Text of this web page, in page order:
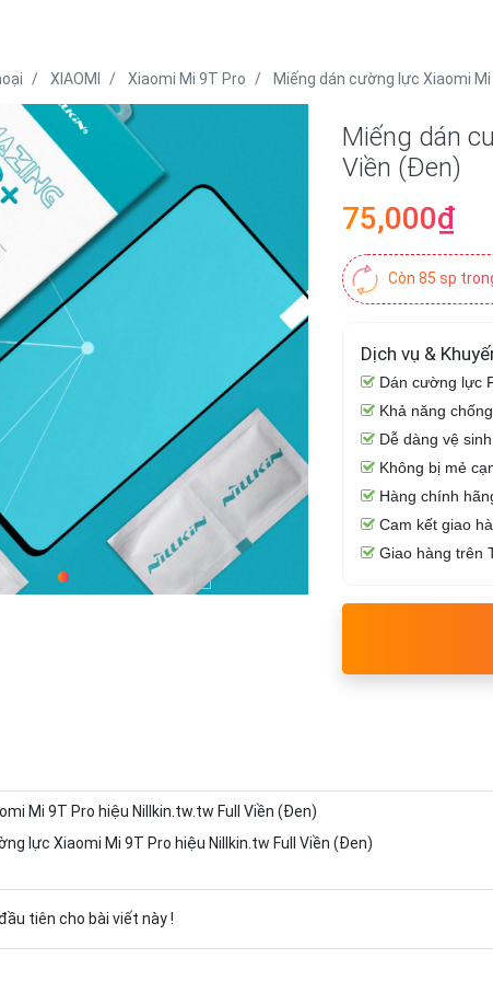
XIAOMI Xiaomi Mi 9T Pro Miếng dán cường lực Xiaomi
Miếng dán
Viền (Đen)
75,000₫
Còn 85 sp
Dịch vụ &
Dán cường lực
Khả năng
Dễ dàng vệ
Không bị mẻ
Hàng chính
Cam kết giao
Giao hàng trên
Mi 9T Pro hiệu Nillkin.tw.tw Full Viền (Đen)
lực Xiaomi Mi 9T Pro hiệu Nillkin.tw Full Viền (Đen)
tiên cho bài viết này !